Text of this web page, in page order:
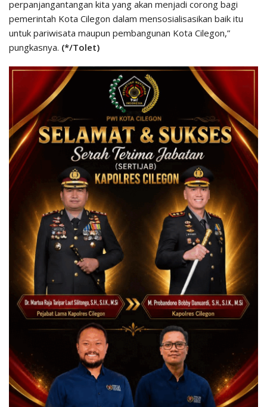
perpanjangantangan kita yang akan menjadi corong bagi
pemerintah Kota Cilegon dalam mensosialisasikan baik itu
untuk pariwisata maupun pembangunan Kota Cilegon,”
pungkasnya. (*/Tolet)